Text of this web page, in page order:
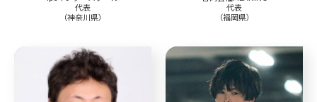
代表
（神奈川県）
代表
（福岡県）